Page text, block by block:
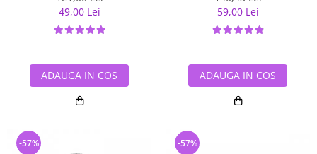
49,00 Lei
ADAUGA IN COS
59,00 Lei
ADAUGA IN COS
-57% -57%